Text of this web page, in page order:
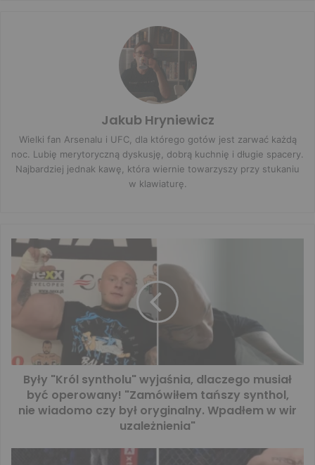
Jakub Hryniewicz
Wielki fan Arsenalu i UFC, dla którego gotów jest zarwać każdą
noc. Lubię merytoryczną dyskusję, dobrą kuchnię i długie spacery.
Najbardziej jednak kawę, która wiernie towarzyszy przy stukaniu
w klawiaturę.
Były "Król syntholu" wyjaśnia, dlaczego musiał
być operowany! "Zamówiłem tańszy synthol,
nie wiadomo czy był oryginalny. Wpadłem w wir
uzależnienia"